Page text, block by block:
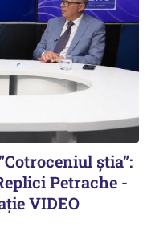
știa”:
Petrache -
VIDEO